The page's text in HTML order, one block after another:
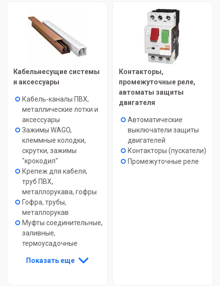
Кабельнесущие системы
и аксессуары
Кабель-каналы ПВХ,
металлические лотки и
аксессуары
Зажимы WAGO,
клеммные колодки,
скрутки, зажимы
"крокодил"
Крепеж для кабеля,
труб ПВХ,
металлорукава, гофры
Гофра, трубы,
металлорукав
Муфты соединительные,
заливные,
термоусадочные
Показать еще
Контакторы,
промежуточные реле,
автоматы защиты
двигателя
Автоматические
выключатели защиты
двигателей
Контакторы (пускатели)
Промежуточные реле